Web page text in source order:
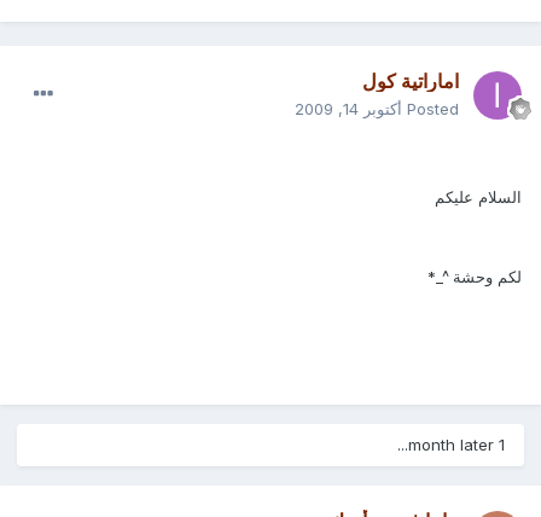
اماراتية كول
Posted أكتوبر 14, 2009
السلام عليكم
لكم وحشة ^_*